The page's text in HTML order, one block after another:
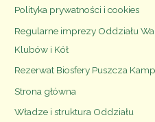
Polityka prywatności i cookies
Regularne imprezy Oddziału
Klubów i Kół
Rezerwat Biosfery Puszcza
Strona główna
Władze i struktura Oddziału